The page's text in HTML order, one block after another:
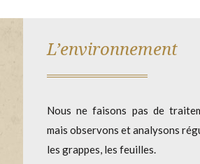
L’environnement
Nous ne faisons pas de
mais observons et analysons
les grappes, les feuilles.